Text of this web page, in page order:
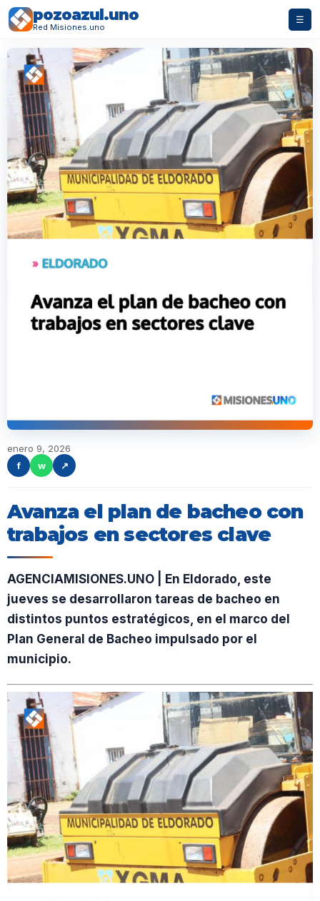
pozoazul.uno
Red Misiones.uno
☰
enero 9, 2026
f
w ↗
Avanza el plan de bacheo con
trabajos en sectores clave
AGENCIAMISIONES.UNO | En Eldorado, este
jueves se desarrollaron tareas de bacheo en
distintos puntos estratégicos, en el marco del
Plan General de Bacheo impulsado por el
municipio.